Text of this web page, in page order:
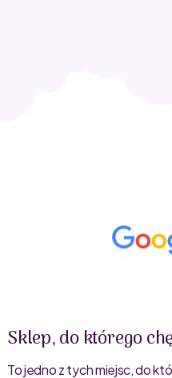
Sklep, do którego
To jedno z tych miejsc, do